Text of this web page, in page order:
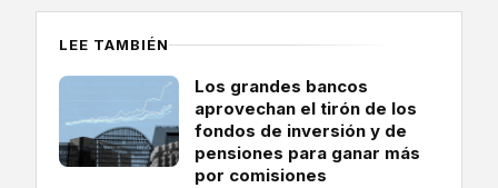
LEE TAMBIÉN
Los grandes bancos
aprovechan el tirón de los
fondos de inversión y de
pensiones para ganar más
por comisiones